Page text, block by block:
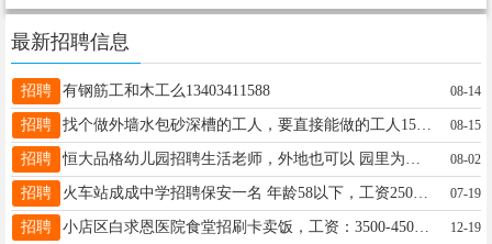
最新招聘信息
招聘 有钢筋工和木工么13403411588 08-14
招聘 找个做外墙水包砂深槽的工人，要直接能做的工人15203404961 08-15
招聘 08-02
招聘 火车站成成中学招聘保安一名 年龄58以下，工资2500，公休四天工作轻松，联系电话13753316888 07-19
招聘 小店区白求恩医院食堂招刷卡卖饭，工资：3500-4500，包食宿，月休两天，要求出手速度快，识字会写，必须有太原市健康证上岗，联系电话：15541313678 12-19